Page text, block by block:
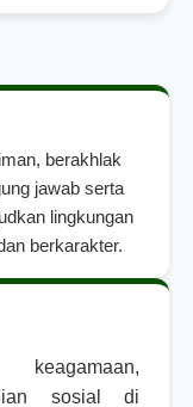
berakhlak
jawab serta
lingkungan
berkarakter.
keagamaan,
sosial di